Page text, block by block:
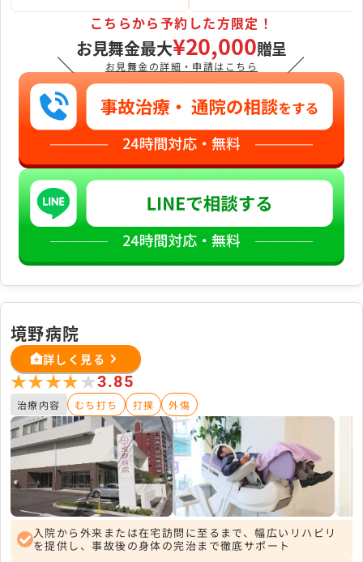
た。
＼
こちらから予約した方限定！
お見舞金最大¥20,000贈呈
お見舞金の詳細・申請はこちら ／
境野病院
詳しく見る
★★★★★
★★★★★3.85
治療内容 むち打ち 打撲 外傷
入院から外来または在宅訪問に至るまで、幅広いリハビリ
を提供し、事故後の身体の完治まで徹底サポート